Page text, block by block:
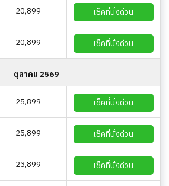
20,899 เช็คที่นั่งด่วน
20,899 เช็คที่นั่งด่วน
ตุลาคม 2569
25,899 เช็คที่นั่งด่วน
25,899 เช็คที่นั่งด่วน
23,899 เช็คที่นั่งด่วน